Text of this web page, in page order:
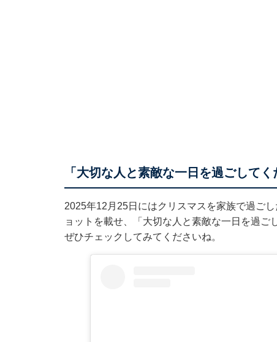
「大切な人と素敵な一日を過ごしてく
2025年12月25日にはクリスマスを家族で過ご
ョットを載せ、「大切な人と素敵な一日を過ご
ぜひチェックしてみてくださいね。